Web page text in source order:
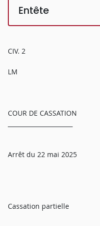
Entête
CIV. 2
LM
COUR DE CASSATION
Arrêt du 22 mai 2025
Cassation partielle